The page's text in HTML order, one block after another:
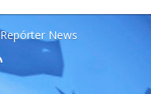
News